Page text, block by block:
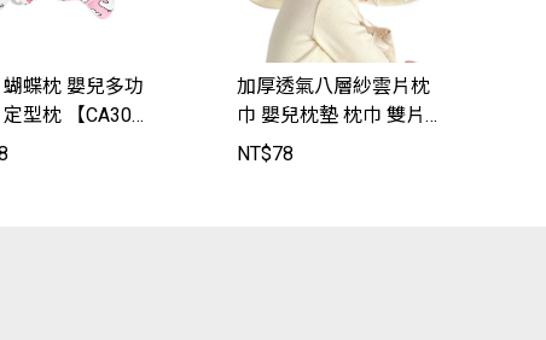
蝶枕 嬰兒多功
型枕 【CA301
加厚透氣八層紗雲片枕
巾 嬰兒枕墊 枕巾 雙片
拍嗝巾 透氣新生兒趴睡
NT$78